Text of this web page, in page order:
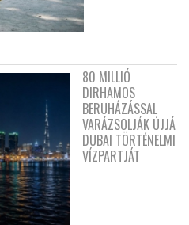
80 MILLIÓ
DIRHAMOS
BERUHÁZÁSSAL
VARÁZSOLJÁK ÚJJÁ
DUBAI TÖRTÉNELMI
VÍZPARTJÁT